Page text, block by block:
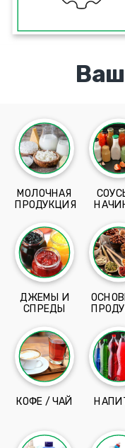
МОЛОЧНАЯ
ПРОДУКЦИЯ
ДЖЕМЫ И
СПРЕДЫ
КОФЕ / ЧАЙ